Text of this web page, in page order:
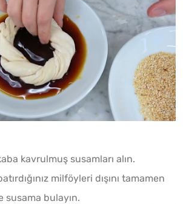
kavrulmuş susamları alın.
milföyleri dışını tamamen
susama bulayın.